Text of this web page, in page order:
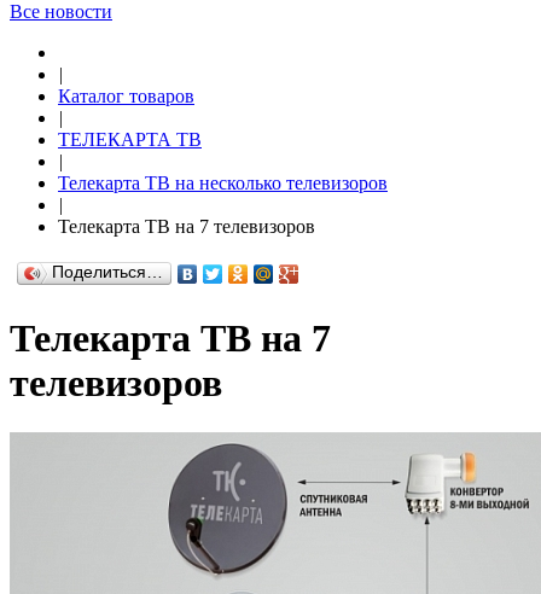
Все новости
|
Каталог товаров
|
ТЕЛЕКАРТА ТВ
|
Телекарта ТВ на несколько телевизоров
|
Телекарта ТВ на 7 телевизоров
Поделиться…
Телекарта ТВ на 7
телевизоров